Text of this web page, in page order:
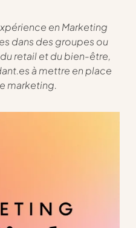
en Marketing
dans des groupes ou
retail et du bien-être,
à mettre en place
marketing.